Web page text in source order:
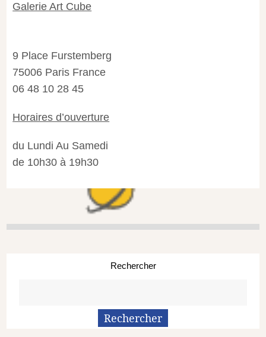
Galerie Art Cube
9 Place Furstemberg
75006 Paris France
06 48 10 28 45
Horaires d’ouverture
du Lundi Au Samedi
de 10h30 à 19h30
Rechercher